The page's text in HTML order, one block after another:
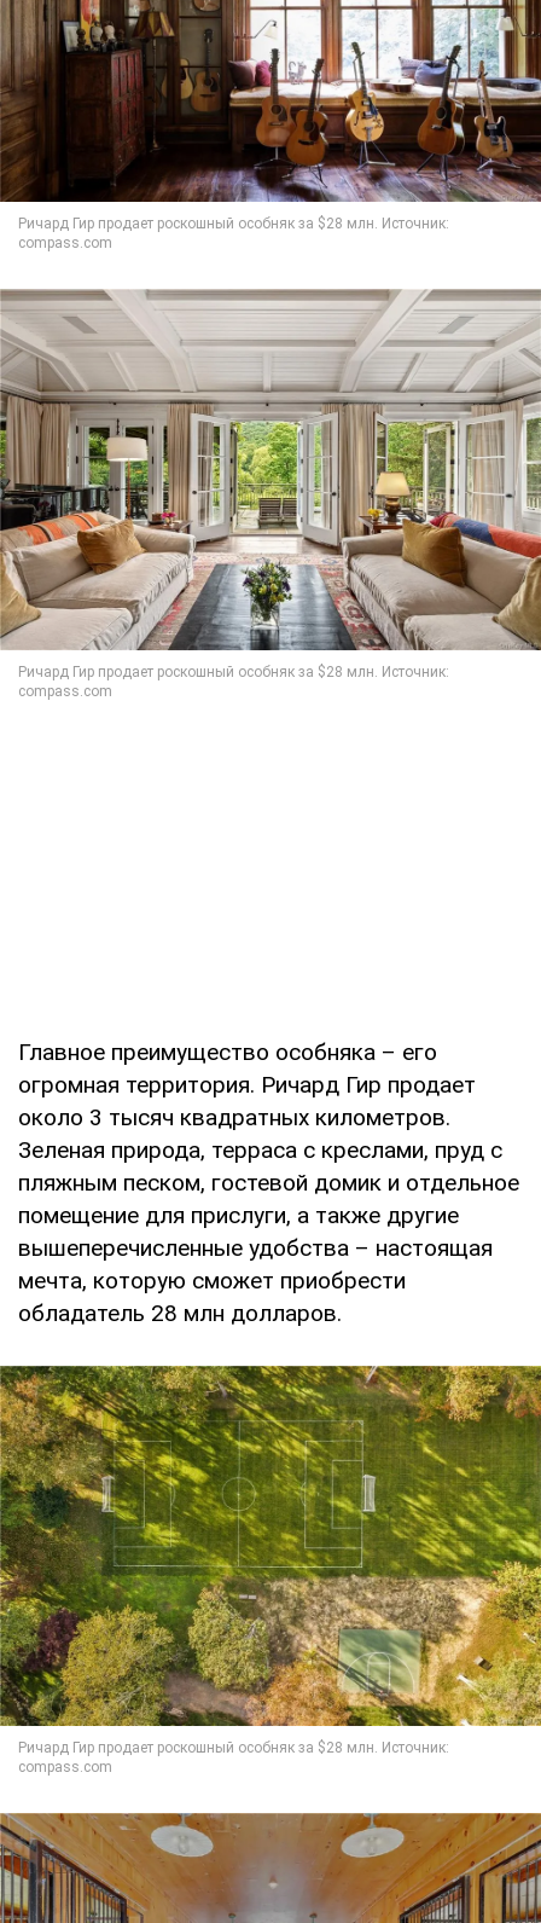
Главное преимущество особняка – его
огромная территория. Ричард Гир продает
около 3 тысяч квадратных километров.
Зеленая природа, терраса с креслами, пруд с
пляжным песком, гостевой домик и отдельное
помещение для прислуги, а также другие
вышеперечисленные удобства – настоящая
мечта, которую сможет приобрести
обладатель 28 млн долларов.